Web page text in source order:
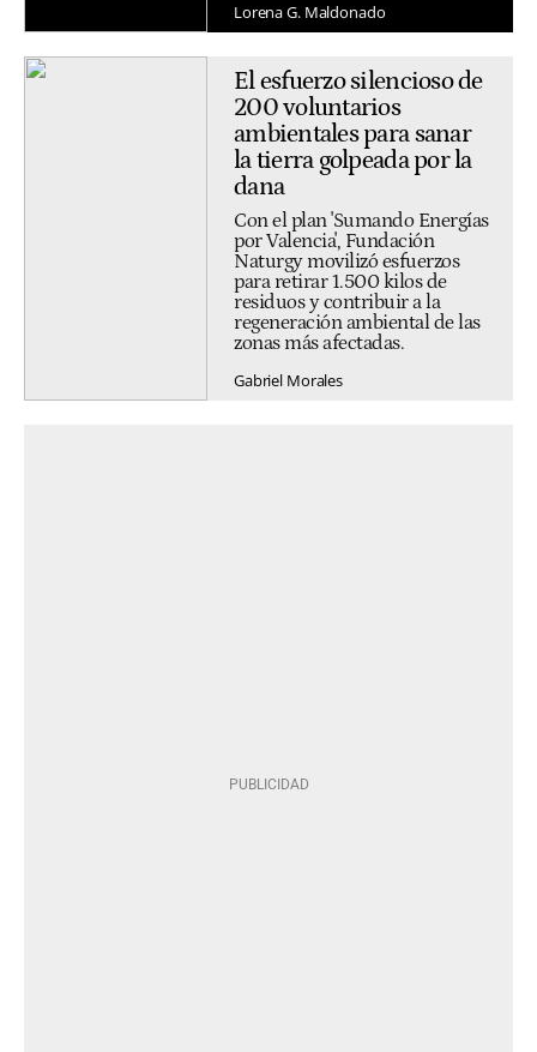
Lorena G. Maldonado
El esfuerzo silencioso de
200 voluntarios
ambientales para sanar
la tierra golpeada por la
dana
Con el plan 'Sumando Energías
por Valencia', Fundación
Naturgy movilizó esfuerzos
para retirar 1.500 kilos de
residuos y contribuir a la
regeneración ambiental de las
zonas más afectadas.
Gabriel Morales